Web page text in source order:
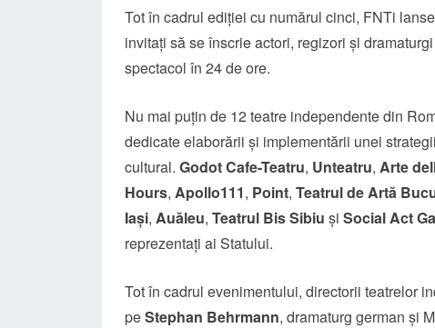
Tot în cadrul ediției cu numărul cinci, FNTi
invitați să se înscrie actori, regizori și
spectacol în 24 de ore.
Nu mai puțin de 12 teatre independente din
dedicate elaborării și implementării unei
cultural. Godot Cafe-Teatru, Unteatru, Arte
Hours, Apollo111, Point, Teatrul de Artă
Iași, Auăleu, Teatrul Bis Sibiu și Social Act
reprezentați ai Statului.
Tot în cadrul evenimentului, directorii teatrelor
peStephan Behrmann, dramaturg german și